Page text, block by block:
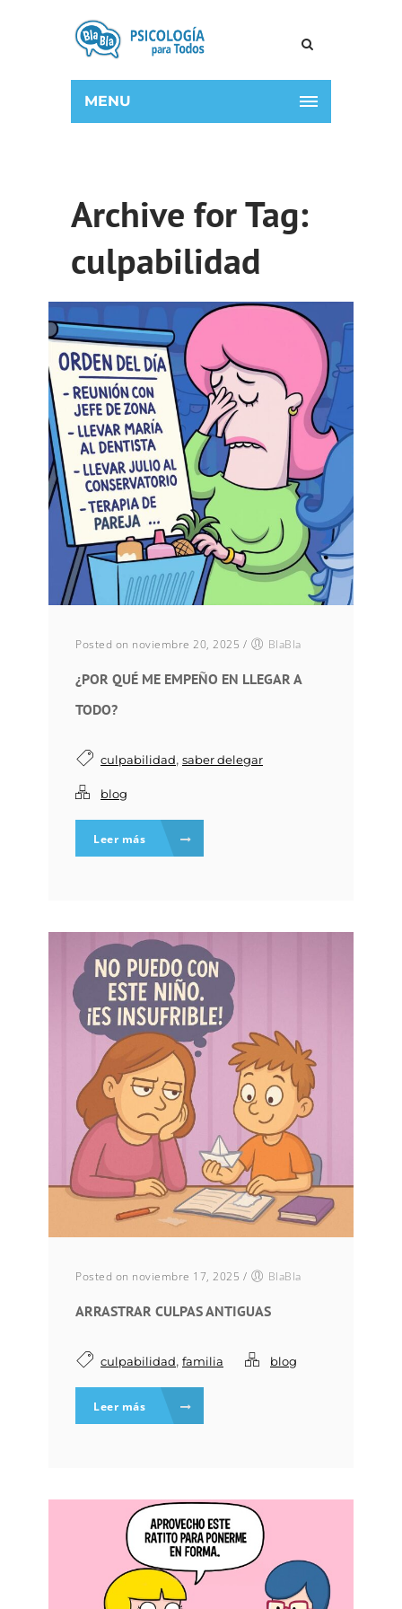
MENU
Archive for Tag:
culpabilidad
Posted on noviembre 20, 2025 / BlaBla
¿POR QUÉ ME EMPEÑO EN LLEGAR A
TODO?
culpabilidad, saber delegar
blog
Leer más
Posted on noviembre 17, 2025 / BlaBla
ARRASTRAR CULPAS ANTIGUAS
culpabilidad, familia blog
Leer más